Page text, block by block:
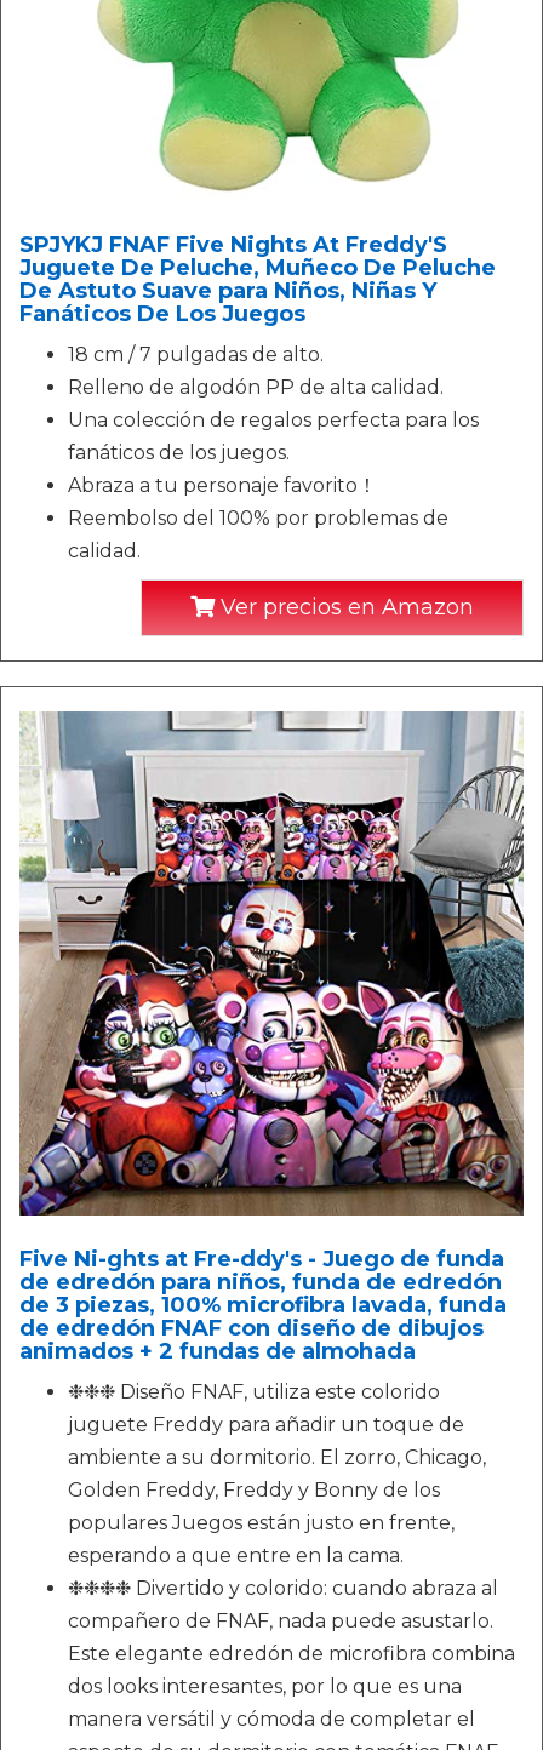
SPJYKJ FNAF Five Nights At Freddy'S
Juguete De Peluche, Muñeco De Peluche
De Astuto Suave para Niños, Niñas Y
Fanáticos De Los Juegos
18 cm / 7 pulgadas de alto.
Relleno de algodón PP de alta calidad.
Una colección de regalos perfecta para los
fanáticos de los juegos.
Abraza a tu personaje favorito！
Reembolso del 100% por problemas de
calidad.
Ver precios en Amazon
Five Ni-ghts at Fre-ddy's - Juego de funda
de edredón para niños, funda de edredón
de 3 piezas, 100% microfibra lavada, funda
de edredón FNAF con diseño de dibujos
animados + 2 fundas de almohada
❉❉❉ Diseño FNAF, utiliza este colorido
juguete Freddy para añadir un toque de
ambiente a su dormitorio. El zorro, Chicago,
Golden Freddy, Freddy y Bonny de los
populares Juegos están justo en frente,
esperando a que entre en la cama.
❉❉❉❉ Divertido y colorido: cuando abraza al
compañero de FNAF, nada puede asustarlo.
Este elegante edredón de microfibra combina
dos looks interesantes, por lo que es una
manera versátil y cómoda de completar el